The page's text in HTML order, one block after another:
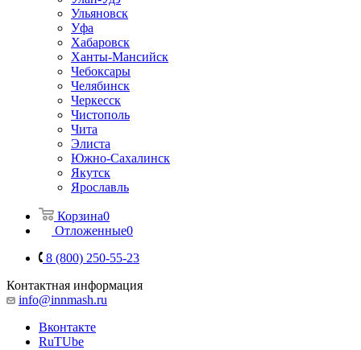
Ульяновск
Уфа
Хабаровск
Ханты-Мансийск
Чебоксары
Челябинск
Черкесск
Чистополь
Чита
Элиста
Южно-Сахалинск
Якутск
Ярославль
Корзина0
Отложенные0
8 (800) 250-55-23
Контактная информация
info@innmash.ru
Вконтакте
RuTUbe